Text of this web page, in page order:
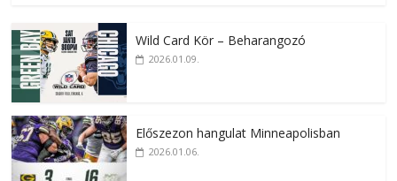
Wild Card Kör – Beharangozó
2026.01.09.
Előszezon hangulat Minneapolisban
2026.01.06.